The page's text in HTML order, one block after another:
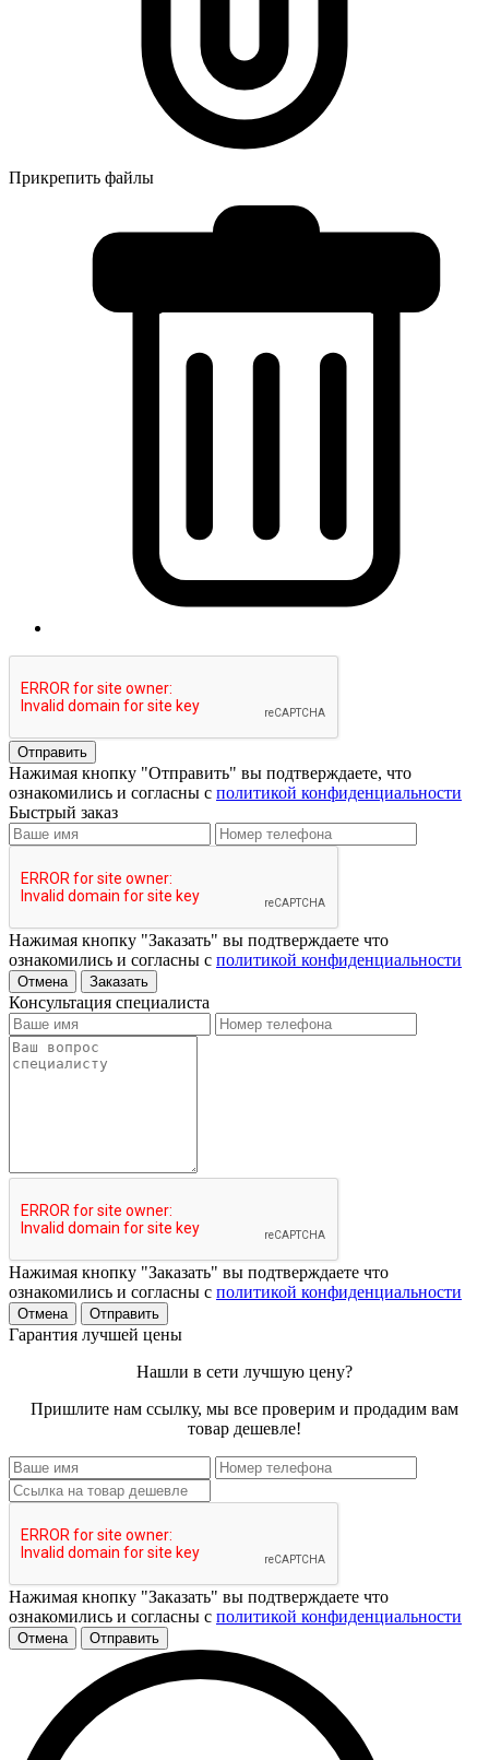
Прикрепить файлы
Отправить
Нажимая кнопку "Отправить" вы подтверждаете, что
ознакомились и согласны с политикой конфиденциальности
Быстрый заказ
Нажимая кнопку "Заказать" вы подтверждаете что
ознакомились и согласны с политикой конфиденциальности
Отмена Заказать
Консультация специалиста
Нажимая кнопку "Заказать" вы подтверждаете что
ознакомились и согласны с политикой конфиденциальности
Отмена Отправить
Гарантия лучшей цены
Нашли в сети лучшую цену?
Пришлите нам ссылку, мы все проверим и продадим вам
товар дешевле!
Нажимая кнопку "Заказать" вы подтверждаете что
ознакомились и согласны с политикой конфиденциальности
Отмена Отправить